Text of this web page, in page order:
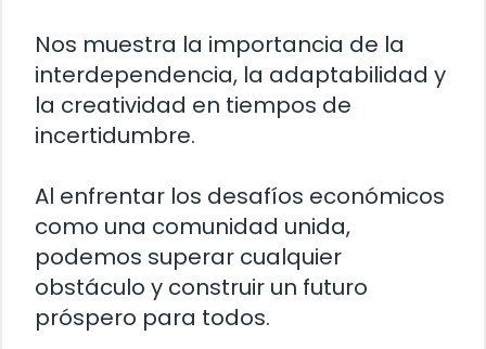
Nos muestra la importancia de la
interdependencia, la adaptabilidad y
la creatividad en tiempos de
incertidumbre.
Al enfrentar los desafíos económicos
como una comunidad unida,
podemos superar cualquier
obstáculo y construir un futuro
próspero para todos.